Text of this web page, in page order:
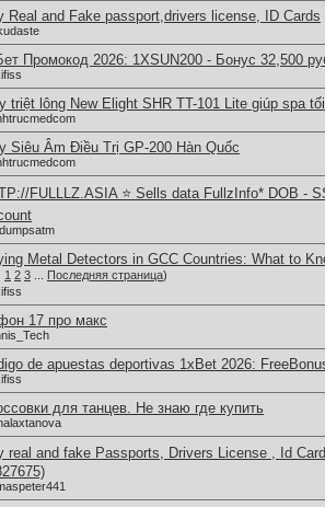
Real and Fake passport,drivers license, ID Cards
Промокод 2026: 1XSUN200 - Бонус 32,500
triệt lông New Elight SHR TT-101 Lite giúp spa
Siêu Âm Điều Trị GP-200 Hàn Quốc
FULLLZ.ASIA ⭐️ Sells data FullzInfo* DOB -
Metal Detectors in GCC Countries: What to
1 2 3 Последняя страница)
17 про макс
de apuestas deportivas 1xBet 2026:
для танцев. Не знаю где купить
real and fake Passports, Drivers License , Id